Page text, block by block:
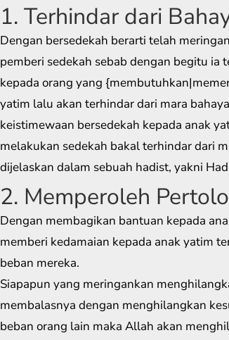
1. Terhindar dari
Dengan bersedekah berarti telah
pemberi sedekah sebab dengan begitu
kepada orang yang
yatim lalu akan terhindar dari mara bahaya
keistimewaan bersedekah kepada anak
melakukan sedekah bakal terhindar dari
dijelaskan dalam sebuah hadist, yakni
2. Memperoleh
Dengan membagikan bantuan kepada
memberi kedamaian kepada anak yatim
beban mereka.
Siapapun yang meringankan
membalasnya dengan menghilangkan
beban orang lain maka Allah akan